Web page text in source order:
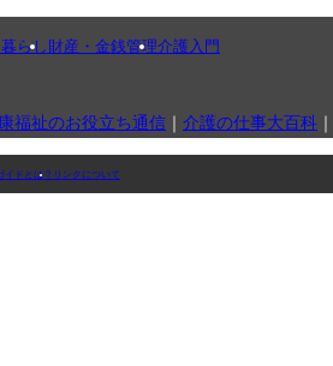
らし 財産・金銭管理介護入門
福祉のお役立ち通信 ｜ 介護の仕事大百科 ｜
イドとは？ リンクについて